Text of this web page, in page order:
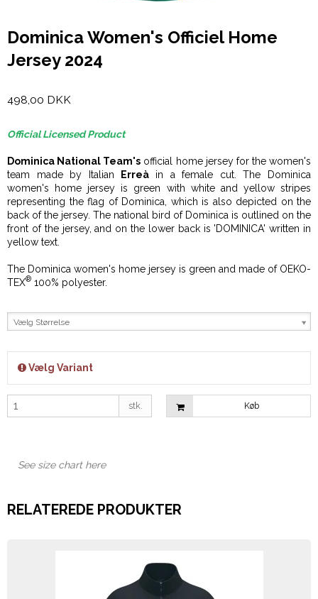
Dominica Women's Officiel Home
Jersey 2024
498,00 DKK
Official Licensed Product
Dominica National Team's official home jersey for the women's
team made by Italian
Erreà in a female cut. The Dominica
women's home jersey is green with white and yellow stripes
representing the flag of Dominica, which is also depicted on the
back of the jersey. The national bird of Dominica is outlined on the
front of the jersey, and on the lower back is 'DOMINICA' written in
yellow text.
The Dominica women's home jersey is green and made of OEKO-
TEX® 100% polyester.
Vælg Størrelse
Vælg Variant
stk. Køb
See size chart here
RELATEREDE PRODUKTER